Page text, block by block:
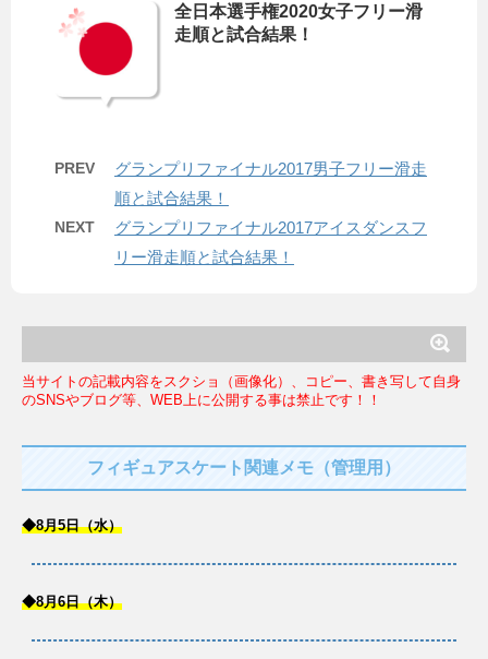
全日本選手権2020女子フリー滑
走順と試合結果！
PREV
グランプリファイナル2017男子フリー滑走
順と試合結果！
NEXT
グランプリファイナル2017アイスダンスフ
リー滑走順と試合結果！
当サイトの記載内容をスクショ（画像化）、コピー、書き写して自身
のSNSやブログ等、WEB上に公開する事は禁止です！！
フィギュアスケート関連メモ（管理用）
◆8月5日（水）
◆8月6日（木）